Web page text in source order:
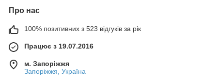
Про нас
100% позитивних з 523 відгуків за рік
Працює з 19.07.2016
м. Запоріжжя
Запоріжжя, Україна